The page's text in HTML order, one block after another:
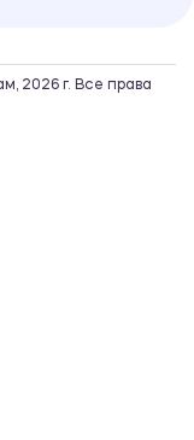
2026 г. Все права